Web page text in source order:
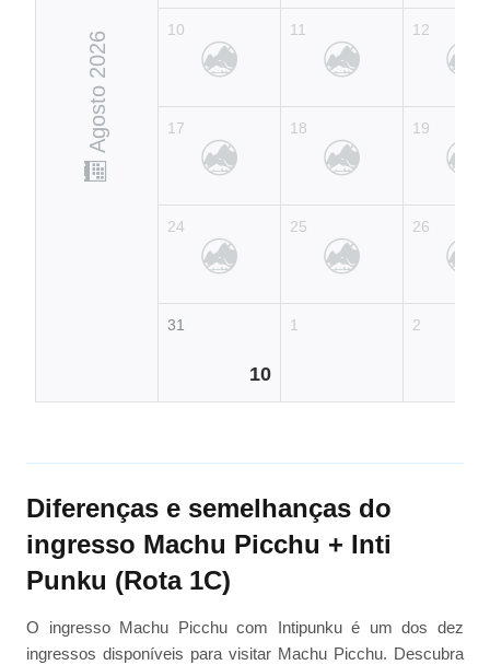
Agosto 2026
10
17
24
31
10
11
18
25
1
12
19
26
2
Diferenças e semelhanças do
ingresso Machu Picchu + Inti
Punku (Rota 1C)
O ingresso Machu Picchu com Intipunku é um dos dez
ingressos disponíveis para visitar Machu Picchu. Descubra